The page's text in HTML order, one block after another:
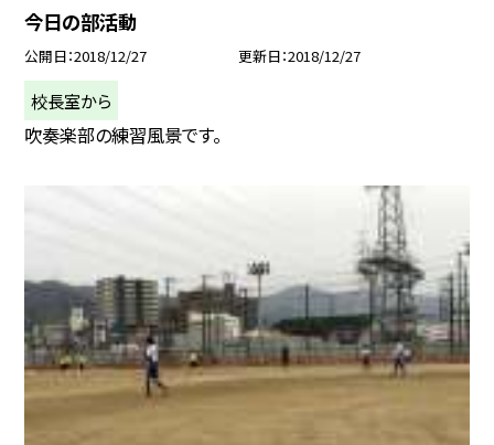
今日の部活動
公開日 2018/12/27 更新日 2018/12/27
校長室から
吹奏楽部の練習風景です。